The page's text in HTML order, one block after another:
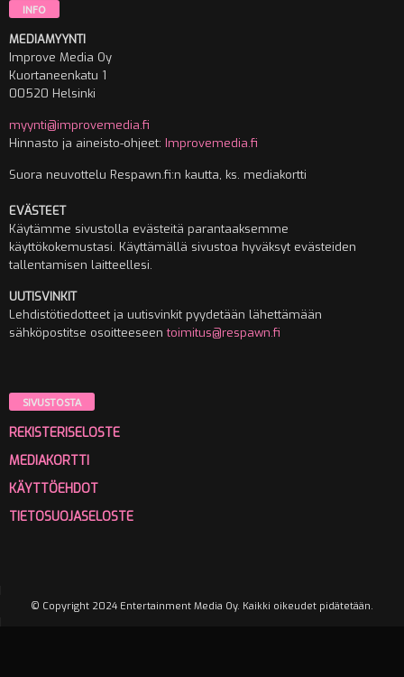
INFO
MEDIAMYYNTI
Improve Media Oy
Kuortaneenkatu 1
00520 Helsinki
myynti@improvemedia.fi
Hinnasto ja aineisto-ohjeet: Improvemedia.fi
Suora neuvottelu Respawn.fi:n kautta, ks. mediakortti
EVÄSTEET
Käytämme sivustolla evästeitä parantaaksemme
käyttökokemustasi. Käyttämällä sivustoa hyväksyt evästeiden
tallentamisen laitteellesi.
UUTISVINKIT
Lehdistötiedotteet ja uutisvinkit pyydetään lähettämään
sähköpostitse osoitteeseentoimitus@respawn.fi
SIVUSTOSTA
REKISTERISELOSTE
MEDIAKORTTI
KÄYTTÖEHDOT
TIETOSUOJASELOSTE
© Copyright 2024 Entertainment Media Oy. Kaikki oikeudet pidätetään.